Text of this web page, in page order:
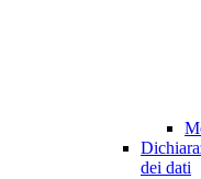
dei dati